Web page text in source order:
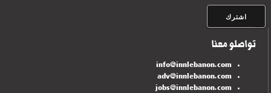
تواصلو معنا
info@innlebanon.com
adv@innlebanon.com
jobs@innlebanon.com